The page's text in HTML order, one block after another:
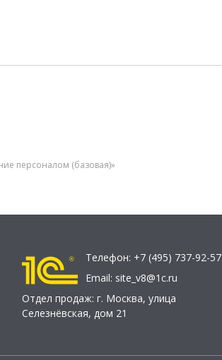
персоналом (базовая)»
Телефон: +7 (495) 737-92-57
Email: site_v8@1c.ru
Отдел продаж: г. Москва, улица
Селезнёвская, дом 21